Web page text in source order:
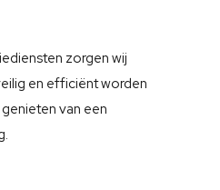
zorgen wij
en efficiënt worden
van een